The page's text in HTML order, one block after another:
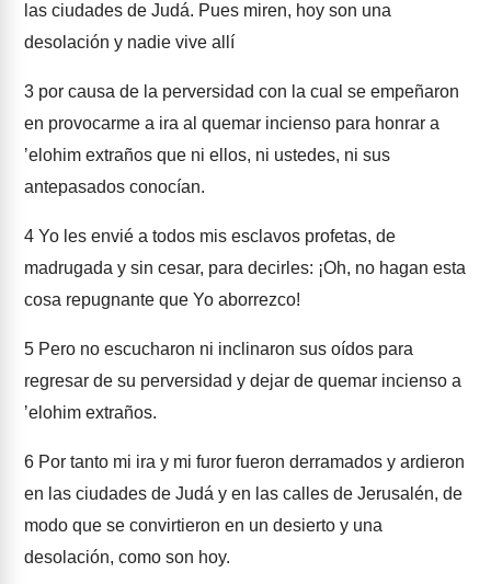
las ciudades de Judá. Pues miren, hoy son una
desolación y nadie vive allí
3 por causa de la perversidad con la cual se empeñaron
en provocarme a ira al quemar incienso para honrar a
ʼelohim extraños que ni ellos, ni ustedes, ni sus
antepasados conocían.
4 Yo les envié a todos mis esclavos profetas, de
madrugada y sin cesar, para decirles: ¡Oh, no hagan esta
cosa repugnante que Yo aborrezco!
5 Pero no escucharon ni inclinaron sus oídos para
regresar de su perversidad y dejar de quemar incienso a
ʼelohim extraños.
6 Por tanto mi ira y mi furor fueron derramados y ardieron
en las ciudades de Judá y en las calles de Jerusalén, de
modo que se convirtieron en un desierto y una
desolación, como son hoy.